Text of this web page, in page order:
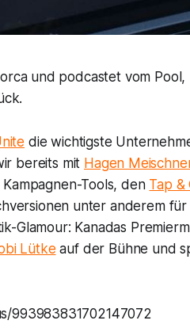
und podcastet vom
die wichtigste
bereits mit Hagen
Tools, den Tap &
unter anderem
Glamour: Kanadas
Lütke auf der Bühne und
993983831702147072